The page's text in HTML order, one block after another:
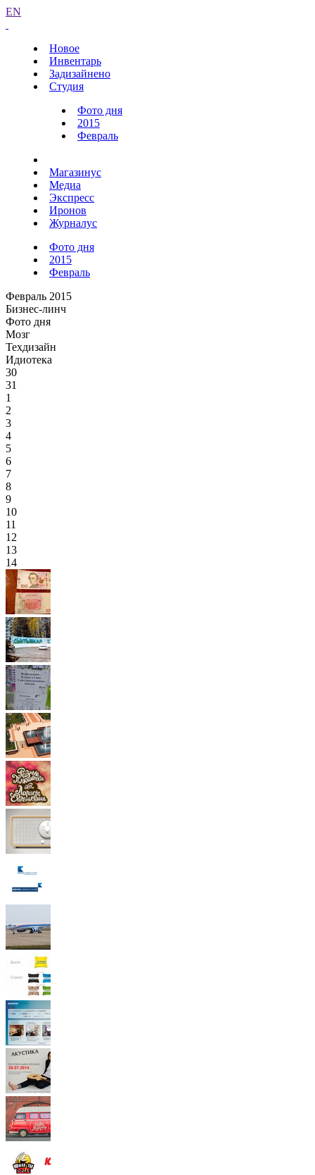
EN
Новое
Инвентарь
Задизайнено
Студия
Фото дня
2015
Февраль
Магазинус
Медиа
Экспресс
Иронов
Журналус
Фото дня
2015
Февраль
Февраль 2015
Бизнес-линч
Фото дня
Мозг
Техдизайн
Идиотека
30
31
1
2
3
4
5
6
7
8
9
10
11
12
13
14